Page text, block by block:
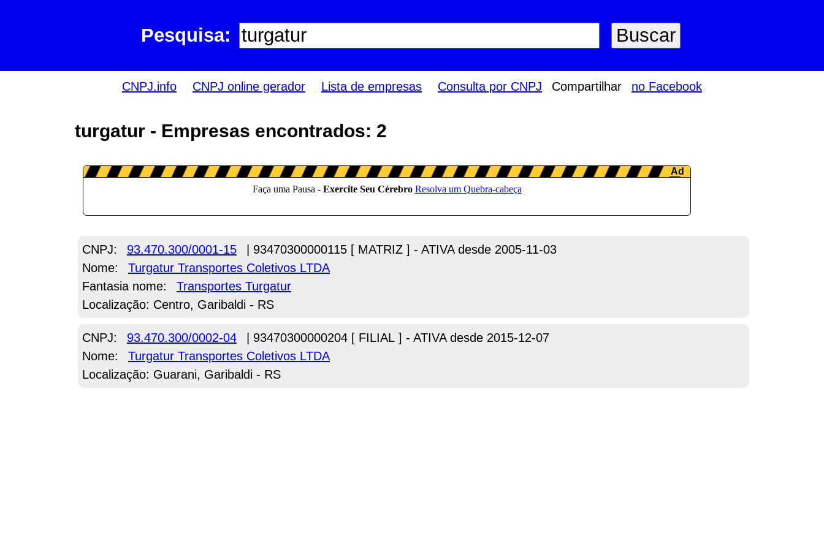
Pesquisa:
CNPJ.info CNPJ online gerador Lista de empresas Consulta por CNPJ Compartilhar no Facebook
turgatur - Empresas encontrados: 2
CNPJ: 93.470.300/0001-15
| 93470300000115 [ MATRIZ ] - ATIVA desde 2005-11-03
Nome:
Turgatur Transportes Coletivos LTDA
Fantasia nome:
Transportes Turgatur
Localização: Centro, Garibaldi - RS
CNPJ: 93.470.300/0002-04
| 93470300000204 [ FILIAL ] - ATIVA desde 2015-12-07
Nome:
Turgatur Transportes Coletivos LTDA
Localização: Guarani, Garibaldi - RS